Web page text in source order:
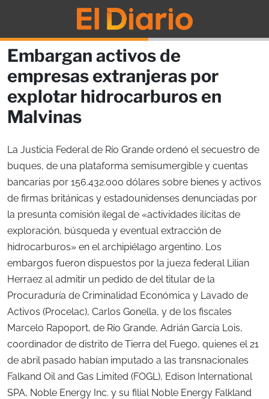
Embargan activos de
empresas extranjeras por
explotar hidrocarburos en
Malvinas
La Justicia Federal de Río Grande ordenó el secuestro de
buques, de una plataforma semisumergible y cuentas
bancarias por 156.432.000 dólares sobre bienes y activos
de firmas británicas y estadounidenses denunciadas por
la presunta comisión ilegal de «actividades ilícitas de
exploración, búsqueda y eventual extracción de
hidrocarburos» en el archipiélago argentino. Los
embargos fueron dispuestos por la jueza federal Lilian
Herraez al admitir un pedido de del titular de la
Procuraduría de Criminalidad Económica y Lavado de
Activos (Procelac), Carlos Gonella, y de los fiscales
Marcelo Rapoport, de Río Grande, Adrián García Lois,
coordinador de distrito de Tierra del Fuego, quienes el 21
de abril pasado habían imputado a las transnacionales
Falkand Oil and Gas Limited (FOGL), Edison International
SPA, Noble Energy Inc. y su filial Noble Energy Falkland